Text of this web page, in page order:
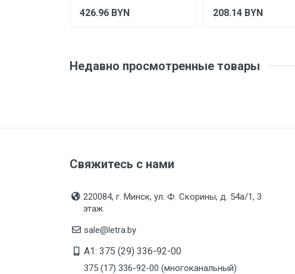
426.96 BYN 208.14 BYN
Недавно просмотренные товары
Свяжитесь с нами
220084, г. Минск, ул. Ф. Скорины, д. 54а/1, 3
этаж
sale@letra.by
A1: 375 (29) 336-92-00
375 (17) 336-92-00 (многоканальный)